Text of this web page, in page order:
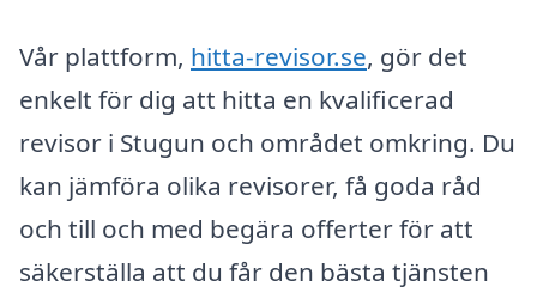
Vår plattform, hitta-revisor.se, gör det
enkelt för dig att hitta en kvalificerad
revisor i Stugun och området omkring. Du
kan jämföra olika revisorer, få goda råd
och till och med begära offerter för att
säkerställa att du får den bästa tjänsten